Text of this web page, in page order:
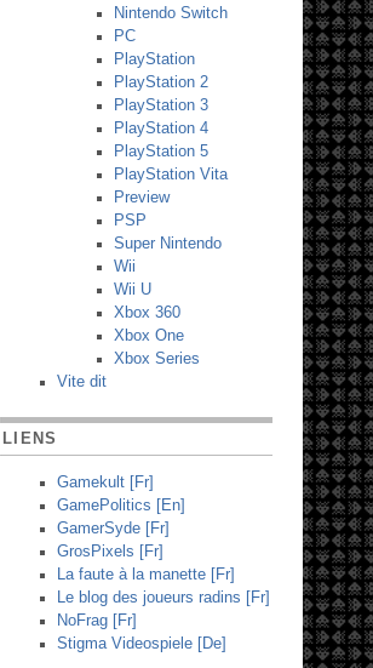
Nintendo Switch
PC
PlayStation
PlayStation 2
PlayStation 3
PlayStation 4
PlayStation 5
PlayStation Vita
Preview
PSP
Super Nintendo
Wii
Wii U
Xbox 360
Xbox One
Xbox Series
Vite dit
LIENS
Gamekult [Fr]
GamePolitics [En]
GamerSyde [Fr]
GrosPixels [Fr]
La faute à la manette [Fr]
Le blog des joueurs radins [Fr]
NoFrag [Fr]
Stigma Videospiele [De]